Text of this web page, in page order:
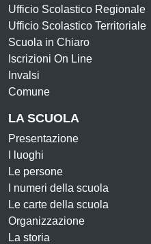
Ufficio Scolastico Regionale
Ufficio Scolastico Territoriale
Scuola in Chiaro
Iscrizioni On Line
Invalsi
Comune
LA SCUOLA
Presentazione
I luoghi
Le persone
I numeri della scuola
Le carte della scuola
Organizzazione
La storia